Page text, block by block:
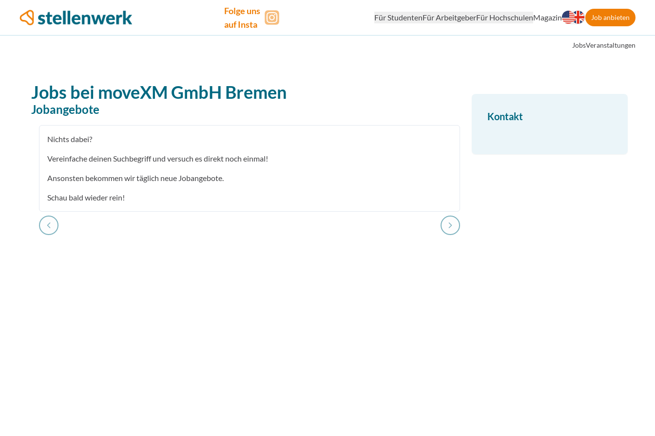
Folge uns
auf Insta
Für StudentenFür ArbeitgeberFür HochschulenMagazin Job anbieten
JobsVeranstaltungen
Jobs bei moveXM GmbH Bremen
Jobangebote
Nichts dabei?
Vereinfache deinen Suchbegriff und versuch es direkt noch einmal!
Ansonsten bekommen wir täglich neue Jobangebote.
Schau bald wieder rein!
Kontakt